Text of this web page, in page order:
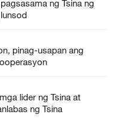
ng Tsina ng
pinag-usapan ang
lider ng Tsina at
ng Tsina